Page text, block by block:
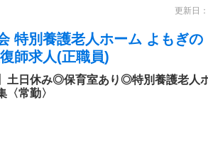
更新日
特別養護老人ホーム よもぎの
師求人(正職員)
土日休み◎保育室あり◎特別養護老人
〈常勤〉